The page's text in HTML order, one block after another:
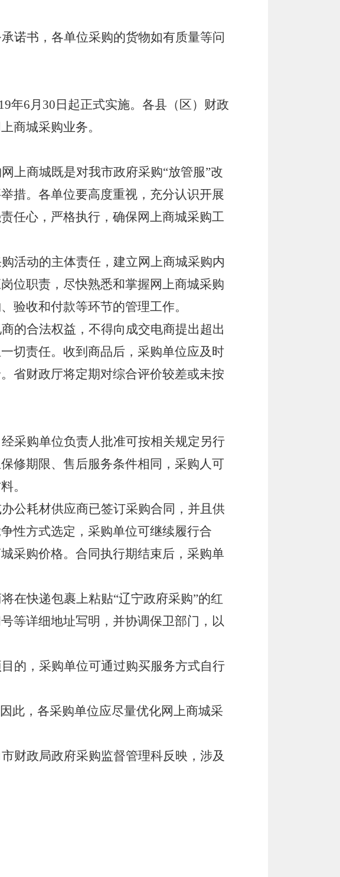
诺书，各单位采购的货物如有质量等问
年6月30日起正式实施。各县（区）财政
商城采购业务。
上商城既是对我市政府采购“放管服”改
措。各单位要高度重视，充分认识开展
任心，严格执行，确保网上商城采购工
活动的主体责任，建立网上商城采购内
位职责，尽快熟悉和掌握网上商城采购
验收和付款等环节的管理工作。
的合法权益，不得向成交电商提出超出
切责任。收到商品后，采购单位应及时
省财政厅将定期对综合评价较差或未按
采购单位负责人批准可按相关规定另行
修期限、售后服务条件相同，采购人可
。
公耗材供应商已签订采购合同，并且供
性方式选定，采购单位可继续履行合
采购价格。合同执行期结束后，采购单
在快递包裹上粘贴“辽宁政府采购”的红
等详细地址写明，并协调保卫部门，以
的，采购单位可通过购买服务方式自行
此，各采购单位应尽量优化网上商城采
财政局政府采购监督管理科反映，涉及